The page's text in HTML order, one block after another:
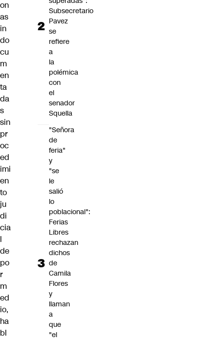
on
as
in
do
cu
m
en
ta
da
s
sin
pr
oc
ed
imi
en
to
ju
di
cia
l
de
po
r
m
ed
io,
ha
bl
Subsecretario
Pavez
se
refiere
a
la
polémica
con
el
senador
Squella
"Señora
de
feria"
y
"se
le
salió
lo
poblacional":
Ferias
Libres
rechazan
dichos
de
Camila
Flores
y
llaman
a
que
"el